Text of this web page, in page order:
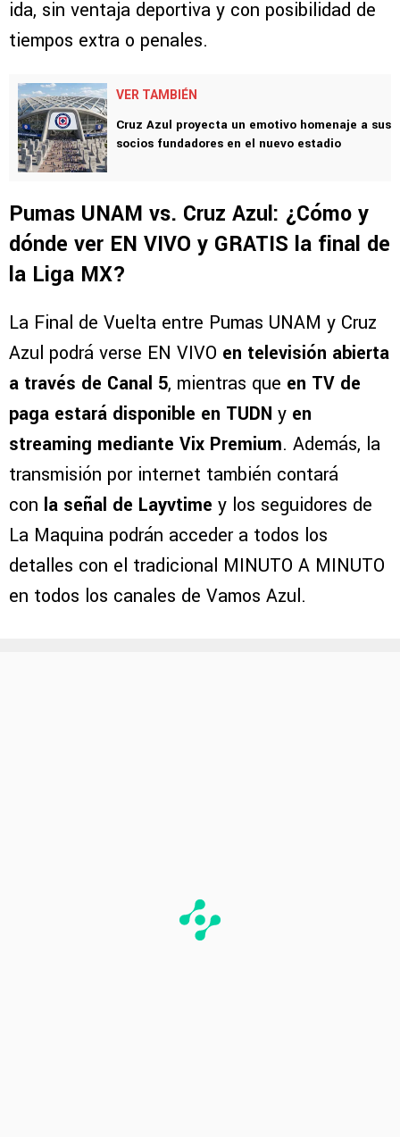
ida, sin ventaja deportiva y con posibilidad de
tiempos extra o penales.
VER TAMBIÉN
Cruz Azul proyecta un emotivo homenaje a sus
socios fundadores en el nuevo estadio
Pumas UNAM vs. Cruz Azul: ¿Cómo y
dónde ver EN VIVO y GRATIS la final de
la Liga MX?
La Final de Vuelta entre Pumas UNAM y Cruz
Azul podrá verse EN VIVO en televisión abierta
a través de Canal 5, mientras que en TV de
paga estará disponible en TUDN y en
streaming mediante Vix Premium. Además, la
transmisión por internet también contará
con la señal de Layvtime y los seguidores de
La Maquina podrán acceder a todos los
detalles con el tradicional MINUTO A MINUTO
en todos los canales de Vamos Azul.